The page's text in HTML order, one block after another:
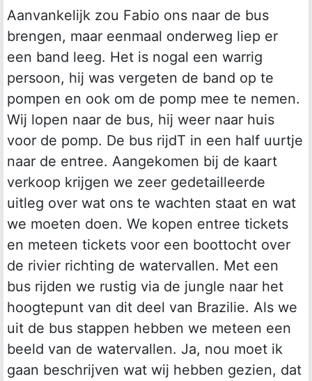
Aanvankelijk zou Fabio ons naar de bus
brengen, maar eenmaal onderweg liep er
een band leeg. Het is nogal een warrig
persoon, hij was vergeten de band op te
pompen en ook om de pomp mee te nemen.
Wij lopen naar de bus, hij weer naar huis
voor de pomp. De bus rijdT in een half uurtje
naar de entree. Aangekomen bij de kaart
verkoop krijgen we zeer gedetailleerde
uitleg over wat ons te wachten staat en wat
we moeten doen. We kopen entree tickets
en meteen tickets voor een boottocht over
de rivier richting de watervallen. Met een
bus rijden we rustig via de jungle naar het
hoogtepunt van dit deel van Brazilie. Als we
uit de bus stappen hebben we meteen een
beeld van de watervallen. Ja, nou moet ik
gaan beschrijven wat wij hebben gezien, dat